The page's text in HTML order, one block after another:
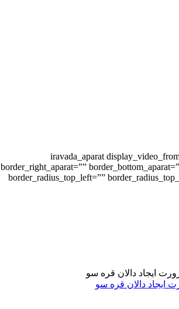
[iravada_aparat
border_right_aparat=””
border_radius_top_left=””
ایجاد دالان قره سو